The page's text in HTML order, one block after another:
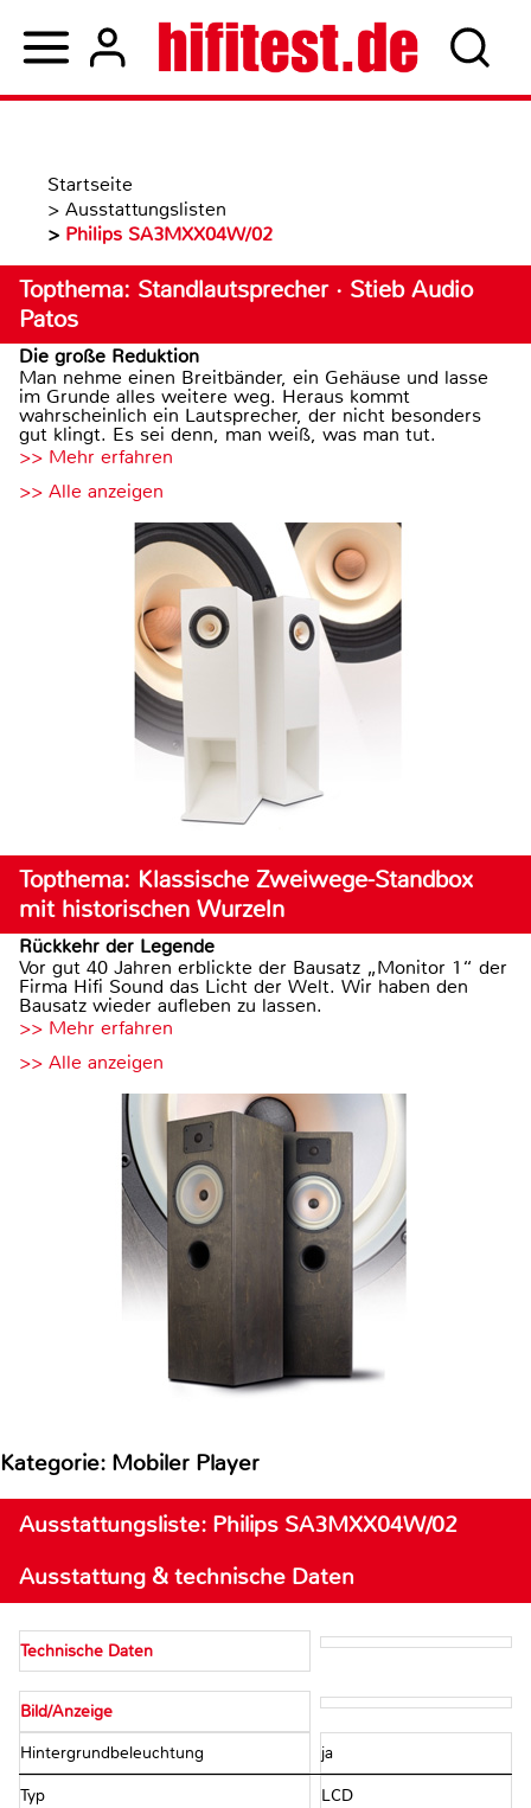
Startseite
> Ausstattungslisten
> Philips SA3MXX04W/02
Topthema: Standlautsprecher · Stieb Audio
Patos
Die große Reduktion
Man nehme einen Breitbänder, ein Gehäuse und lasse
im Grunde alles weitere weg. Heraus kommt
wahrscheinlich ein Lautsprecher, der nicht besonders
gut klingt. Es sei denn, man weiß, was man tut.
>> Mehr erfahren
>> Alle anzeigen
Topthema: Klassische Zweiwege-Standbox
mit historischen Wurzeln
Rückkehr der Legende
Vor gut 40 Jahren erblickte der Bausatz „Monitor 1“ der
Firma Hifi Sound das Licht der Welt. Wir haben den
Bausatz wieder aufleben zu lassen.
>> Mehr erfahren
>> Alle anzeigen
Kategorie: Mobiler Player
Ausstattungsliste: Philips SA3MXX04W/02
Ausstattung & technische Daten
Technische Daten
Bild/Anzeige
Hintergrundbeleuchtung ja
Typ LCD